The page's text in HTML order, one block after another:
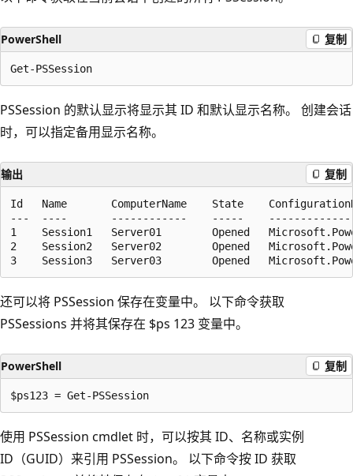
PowerShell 复制
PSSession 的默认显示将显示其 ID 和默认显示名称。 创建会话
时，可以指定备用显示名称。
输出 复制
Id   Name       ComputerName    State
---  ----       ------------    -----
1    Session1   Server01        Opened
2    Session2   Server02        Opened
还可以将 PSSession 保存在变量中。 以下命令获取
PSSessions 并将其保存在 $ps 123 变量中。
PowerShell 复制
使用 PSSession cmdlet 时，可以按其 ID、名称或实例
ID（GUID）来引用 PSSession。 以下命令按 ID 获取